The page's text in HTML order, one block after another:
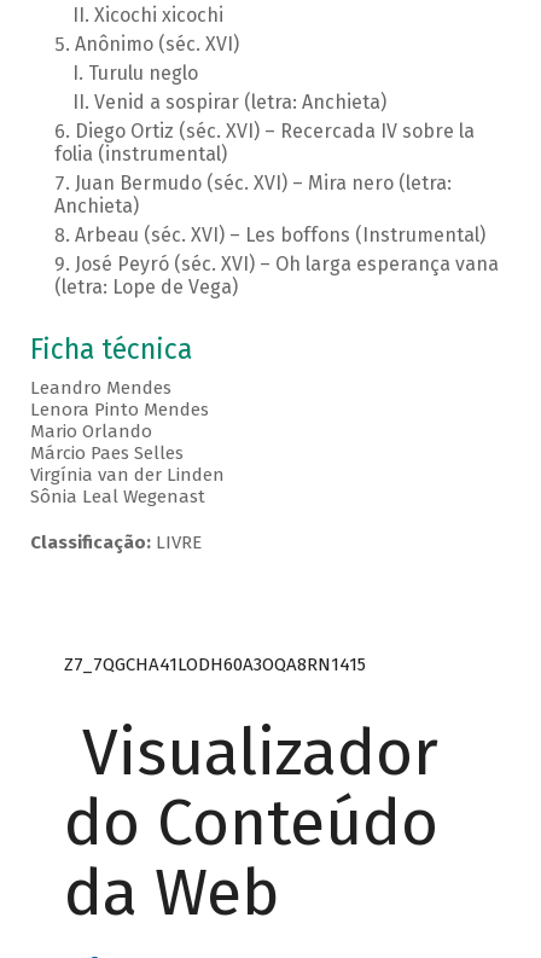
Xicochi xicochi
Anônimo (séc. XVI)
Turulu neglo
Venid a sospirar (letra: Anchieta)
Diego Ortiz (séc. XVI) – Recercada IV sobre la
folia (instrumental)
Juan Bermudo (séc. XVI) – Mira nero (letra:
Anchieta)
Arbeau (séc. XVI) – Les boffons (Instrumental)
José Peyró (séc. XVI) – Oh larga esperança vana
(letra: Lope de Vega)
Ficha técnica
Leandro Mendes
Lenora Pinto Mendes
Mario Orlando
Márcio Paes Selles
Virgínia van der Linden
Sônia Leal Wegenast
Classificação:LIVRE
Z7_7QGCHA41LODH60A3OQA8RN1415
Visualizador
do Conteúdo
da Web